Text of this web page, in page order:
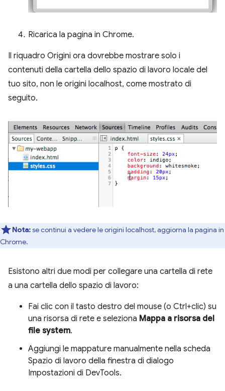
Ricarica la pagina in Chrome.
Il riquadro Origini ora dovrebbe mostrare solo i
contenuti della cartella dello spazio di lavoro locale del
tuo sito, non le origini localhost, come mostrato di
seguito.
Nota:se continui a vedere le origini localhost, aggiorna la pagina in
Chrome.
Esistono altri due modi per collegare una cartella di rete
a una cartella dello spazio di lavoro:
Fai clic con il tasto destro del mouse (o Ctrl+clic) su
una risorsa di rete e seleziona Mappa a risorsa del
file system.
Aggiungi le mappature manualmente nella scheda
Spazio di lavoro della finestra di dialogo
Impostazioni di DevTools.